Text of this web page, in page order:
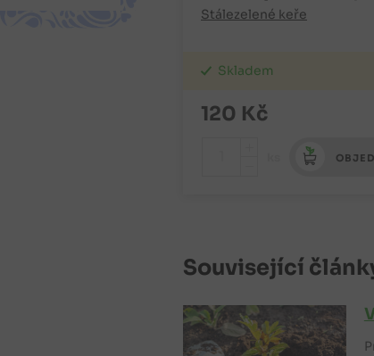
Stálezelené keře
Skladem
120 Kč
Související